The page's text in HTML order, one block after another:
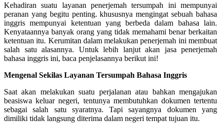
Kehadiran suatu layanan penerjemah tersumpah ini mempunyai
peranan yang begitu penting. khususnya mengingat sebuah bahasa
inggris mempunyai ketentuan yang berbeda dalam bahasa lain.
Kenyataannya banyak orang yang tidak memahami benar berkaitan
ketentuan itu. Kerumitan dalam melakukan penerjemah ini membuat
salah satu alasannya. Untuk lebih lanjut akan jasa penerjemah
bahasa inggris ini, baca penjelasannya berikut ini!
Mengenal Sekilas Layanan Tersumpah Bahasa Inggris
Saat akan melakukan suatu perjalanan atau bahkan mengajukan
beasiswa keluar negeri, tentunya membutuhkan dokumen tertentu
sebagai salah satu syaratnya. Tapi sayangnya dokumen yang
dimiliki tidak langsung diterima dalam negeri tempat tujuan itu.